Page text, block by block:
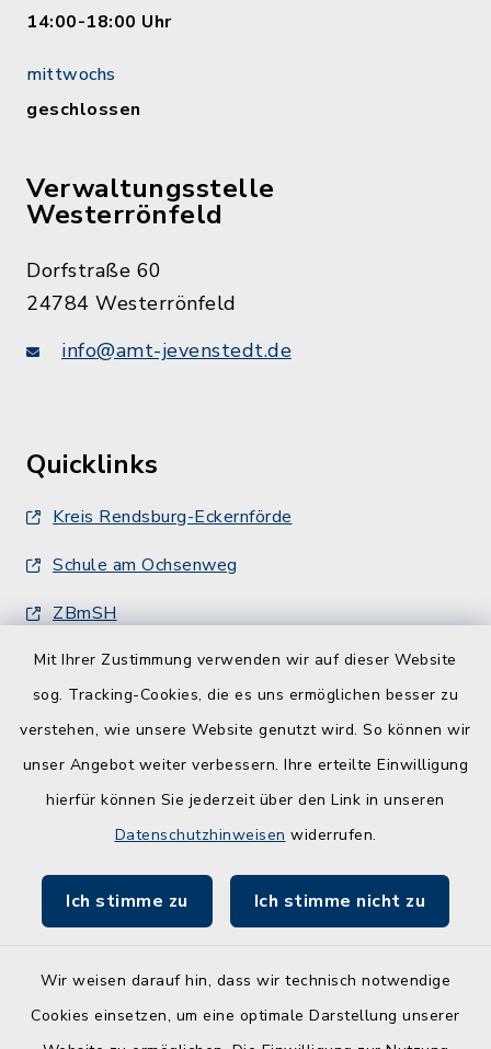
Mit Ihrer Zustimmung verwenden wir auf dieser Website
sog. Tracking-Cookies, die es uns ermöglichen besser zu
verstehen, wie unsere Website genutzt wird. So können wir
unser Angebot weiter verbessern. Ihre erteilte Einwilligung
hierfür können Sie jederzeit über den Link in unseren
Datenschutzhinweisen widerrufen.
Ich stimme zu Ich stimme nicht zu
Wir weisen darauf hin, dass wir technisch notwendige
Cookies einsetzen, um eine optimale Darstellung unserer
14:00-18:00 Uhr
mittwochs
geschlossen
Verwaltungsstelle
Westerrönfeld
Dorfstraße 60
24784 Westerrönfeld
info@amt-jevenstedt.de
Quicklinks
Kreis Rendsburg-Eckernförde
Schule am Ochsenweg
ZBmSH
Entwicklungsagentur für den Lebens- und
Wirtschaftsraum Rendsburg
Kontakt
Barrierefreiheit
Datenschutz